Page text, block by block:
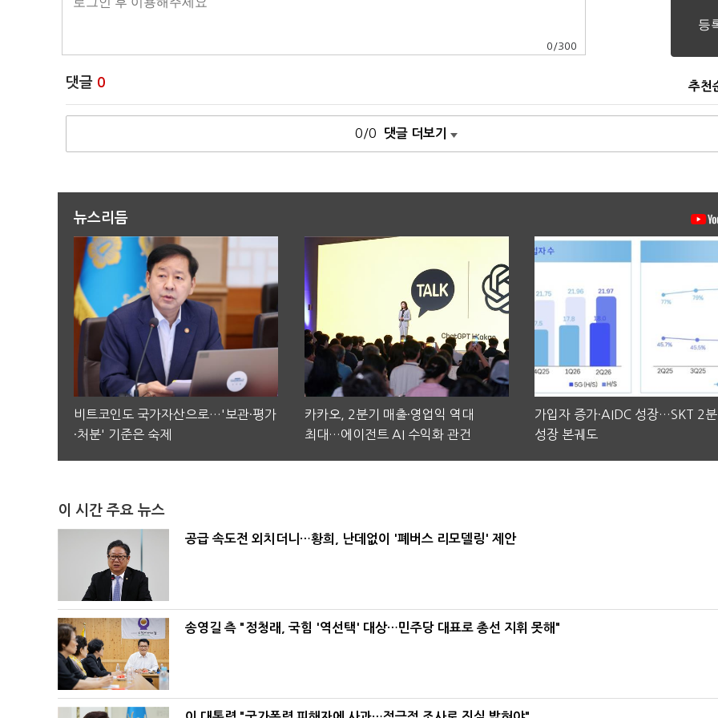
0 /300
댓글 0 추천
0/0 댓글 더보기
뉴스리듬
비트코인도 국가자산으로…'보관·평가
·처분' 기준은 숙제
카카오, 2분기 매출·영업익 역대
최대…에이전트 AI 수익화 관건
가입자 증가·AIDC 성장…SKT 2
성장 본궤도
이 시간 주요 뉴스
공급 속도전 외치더니…황희, 난데없이 '폐버스 리모델링' 제안
송영길 측 "정청래, 국힘 '역선택' 대상…민주당 대표로 총선 지휘 못해"